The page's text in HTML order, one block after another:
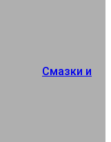
Смазки и